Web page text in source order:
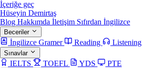
İçeriğe geç
Hüseyin Demirtaş
Blog Hakkımda İletişim Sıfırdan İngilizce
Beceriler
İngilizce Gramer Reading Listening
Sınavlar
IELTS TOEFL YDS PTE